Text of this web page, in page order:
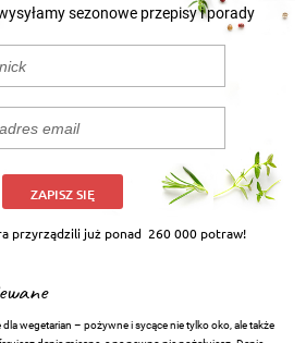
sezonowe przepisy i porady
ZAPISZ SIĘ
przyrządzili już ponad 260 000 potraw!
wegetarian – pożywne i sycące nie tylko oko, ale także